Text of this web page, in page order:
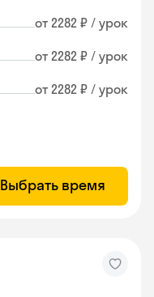
от 2282 ₽ / урок
от 2282 ₽ / урок
от 2282 ₽ / урок
Выбрать время